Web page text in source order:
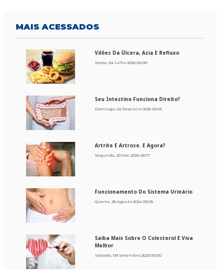
MAIS ACESSADOS
Vilões Da Úlcera, Azia E Refluxo
Sexta, 04 Julho 2025 00:00
Seu Intestino Funciona Direito?
Domingo, 02 Fevereiro 2025 00:01
Artrite E Artrose. E Agora?
Segunda, 20 Mai 2024 00:17
Funcionamento Do Sistema Urinário
Quarta, 28 Agosto 2024 00:05
Saiba Mais Sobre O Colesterol E Viva
Melhor
Sábado, 09 Setembro 2023 00:00